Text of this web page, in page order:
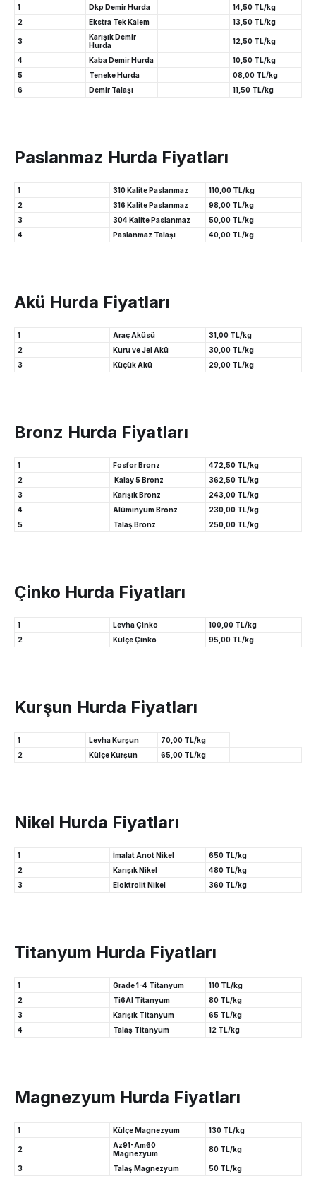
1 Dkp Demir Hurda
14,50 TL/kg
2
Ekstra Tek Kalem 13,50 TL/kg
3
Karışık Demir
Hurda
12,50 TL/kg
4 Kaba Demir Hurda
10,50 TL/kg
5
Teneke Hurda
08,00 TL/kg
6
Demir Talaşı 11,50 TL/kg
Paslanmaz Hurda Fiyatları
1 310 Kalite Paslanmaz
110,00 TL/kg
2
316 Kalite Paslanmaz
98,00 TL/kg
3
304 Kalite Paslanmaz
50,00 TL/kg
4
Paslanmaz Talaşı 40,00 TL/kg
Akü Hurda Fiyatları
1 Araç Aküsü
31,00 TL/kg
2
Kuru ve Jel Akü
30,00 TL/kg
3
Küçük Akü 29,00 TL/kg
Bronz Hurda Fiyatları
1 Fosfor Bronz
472,50 TL/kg
2
Kalay 5 Bronz
362,50 TL/kg
3
Karışık Bronz
243,00 TL/kg
4
Alüminyum Bronz
230,00 TL/kg
5
Talaş Bronz 250,00 TL/kg
Çinko Hurda Fiyatları
1 Levha Çinko
100,00 TL/kg
2
Külçe Çinko 95,00 TL/kg
Kurşun Hurda Fiyatları
1 Levha Kurşun
70,00 TL/kg
2
Külçe Kurşun 65,00 TL/kg
Nikel Hurda Fiyatları
1 İmalat Anot Nikel
650 TL/kg
2
Karışık Nikel
480 TL/kg
3
Eloktrolit Nikel 360 TL/kg
Titanyum Hurda Fiyatları
1 Grade 1-4 Titanyum
110 TL/kg
2
Ti6Al Titanyum
80 TL/kg
3
Karışık Titanyum
65 TL/kg
4
Talaş Titanyum 12 TL/kg
Magnezyum Hurda Fiyatları
1 Külçe Magnezyum 130 TL/kg
2
Az91-Am60
Magnezyum
80 TL/kg
3 Talaş Magnezyum 50 TL/kg